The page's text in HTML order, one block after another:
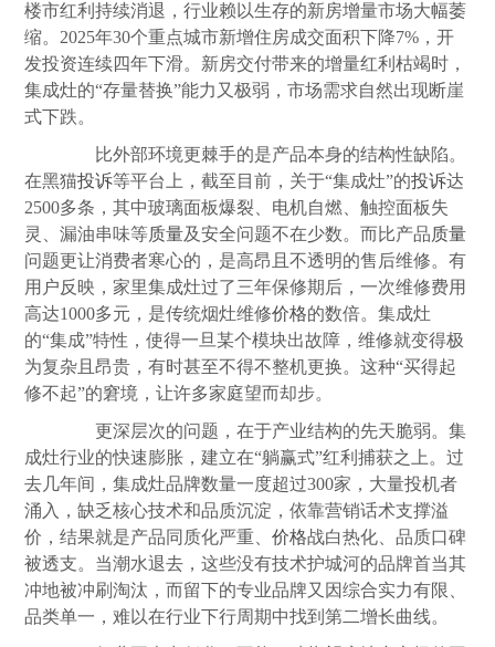
楼市红利持续消退，行业赖以生存的新房增量市场大幅萎
缩。2025年30个重点城市新增住房成交面积下降7%，开
发投资连续四年下滑。新房交付带来的增量红利枯竭时，
集成灶的“存量替换”能力又极弱，市场需求自然出现断崖
式下跌。
比外部环境更棘手的是产品本身的结构性缺陷。
在黑猫投诉等平台上，截至目前，关于“集成灶”的投诉达
2500多条，其中玻璃面板爆裂、电机自燃、触控面板失
灵、漏油串味等质量及安全问题不在少数。而比产品质量
问题更让消费者寒心的，是高昂且不透明的售后维修。有
用户反映，家里集成灶过了三年保修期后，一次维修费用
高达1000多元，是传统烟灶维修价格的数倍。集成灶
的“集成”特性，使得一旦某个模块出故障，维修就变得极
为复杂且昂贵，有时甚至不得不整机更换。这种“买得起
修不起”的窘境，让许多家庭望而却步。
更深层次的问题，在于产业结构的先天脆弱。集
成灶行业的快速膨胀，建立在“躺赢式”红利捕获之上。过
去几年间，集成灶品牌数量一度超过300家，大量投机者
涌入，缺乏核心技术和品质沉淀，依靠营销话术支撑溢
价，结果就是产品同质化严重、价格战白热化、品质口碑
被透支。当潮水退去，这些没有技术护城河的品牌首当其
冲地被冲刷淘汰，而留下的专业品牌又因综合实力有限、
品类单一，难以在行业下行周期中找到第二增长曲线。